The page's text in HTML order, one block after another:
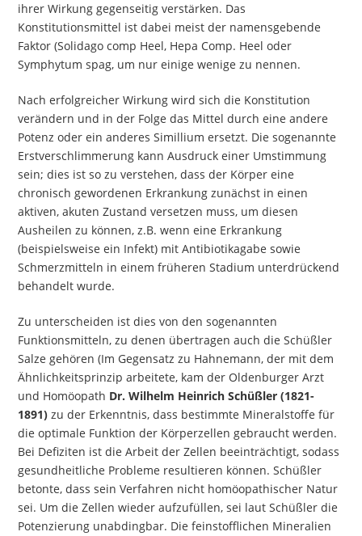
ihrer Wirkung gegenseitig verstärken. Das
Konstitutionsmittel ist dabei meist der namensgebende
Faktor (Solidago comp Heel, Hepa Comp. Heel oder
Symphytum spag, um nur einige wenige zu nennen.
Nach erfolgreicher Wirkung wird sich die Konstitution
verändern und in der Folge das Mittel durch eine andere
Potenz oder ein anderes Simillium ersetzt. Die sogenannte
Erstverschlimmerung kann Ausdruck einer Umstimmung
sein; dies ist so zu verstehen, dass der Körper eine
chronisch gewordenen Erkrankung zunächst in einen
aktiven, akuten Zustand versetzen muss, um diesen
Ausheilen zu können, z.B. wenn eine Erkrankung
(beispielsweise ein Infekt) mit Antibiotikagabe sowie
Schmerzmitteln in einem früheren Stadium unterdrückend
behandelt wurde.
Zu unterscheiden ist dies von den sogenannten
Funktionsmitteln, zu denen übertragen auch die Schüßler
Salze gehören (Im Gegensatz zu Hahnemann, der mit dem
Ähnlichkeitsprinzip arbeitete, kam der Oldenburger Arzt
und Homöopath Dr. Wilhelm Heinrich Schüßler (1821-
1891) zu der Erkenntnis, dass bestimmte Mineralstoffe für
die optimale Funktion der Körperzellen gebraucht werden.
Bei Defiziten ist die Arbeit der Zellen beeinträchtigt, sodass
gesundheitliche Probleme resultieren können. Schüßler
betonte, dass sein Verfahren nicht homöopathischer Natur
sei. Um die Zellen wieder aufzufüllen, sei laut Schüßler die
Potenzierung unabdingbar. Die feinstofflichen Mineralien